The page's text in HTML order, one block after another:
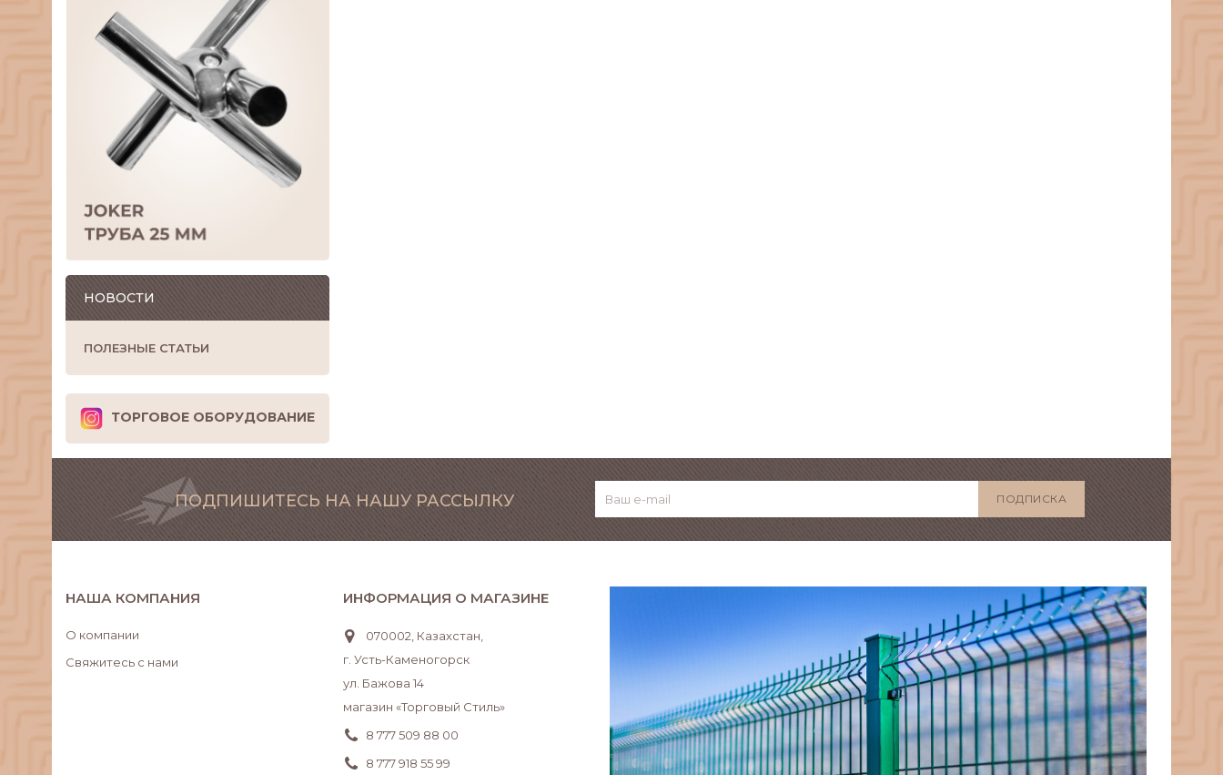
НОВОСТИ
ПОЛЕЗНЫЕ СТАТЬИ
ТОРГОВОЕ ОБОРУДОВАНИЕ
ПОДПИШИТЕСЬ НА НАШУ РАССЫЛКУ
НАША КОМПАНИЯ
О компании
Свяжитесь с нами
ИНФОРМАЦИЯ О МАГАЗИНЕ
070002, Казахстан,
г. Усть-Каменогорск
ул. Бажова 14
магазин «Торговый Стиль»
8 777 509 88 00
8 777 918 55 99